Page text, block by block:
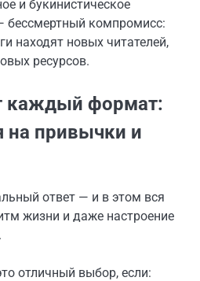
и букинистическое
бессмертный компромисс:
находят новых читателей,
ресурсов.
каждый формат:
на привычки и
ответ — и в этом вся
жизни и даже настроение
отличный выбор, если: